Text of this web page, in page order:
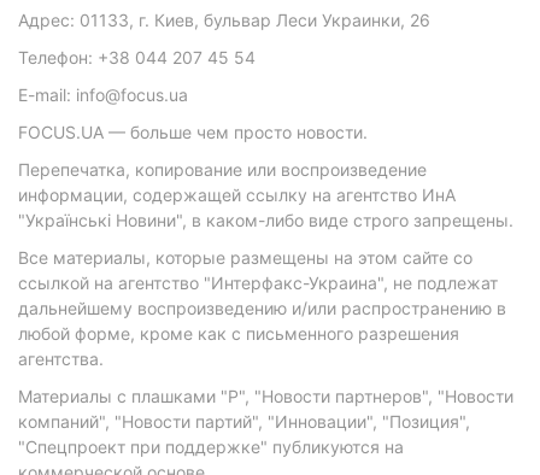
Адрес: 01133, г. Киев, бульвар Леси Украинки, 26
Телефон: +38 044 207 45 54
E-mail: info@focus.ua
FOCUS.UA — больше чем просто новости.
Перепечатка, копирование или воспроизведение
информации, содержащей ссылку на агентство ИнА
"Українські Новини", в каком-либо виде строго запрещены.
Все материалы, которые размещены на этом сайте со
ссылкой на агентство "Интерфакс-Украина", не подлежат
дальнейшему воспроизведению и/или распространению в
любой форме, кроме как с письменного разрешения
агентства.
Материалы с плашками "Р", "Новости партнеров", "Новости
компаний", "Новости партий", "Инновации", "Позиция",
"Спецпроект при поддержке" публикуются на